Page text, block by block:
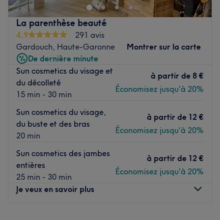
joliment décoré où l'on se sent bien. Marine et Sandrine
vous reçoivent avec le sourire pour vous proposer des
prestations personnalisées tout en répondant à vos
besoins, afin de sublimer et mettre en valeur votre
chevelure.
Transports publics les plus proches :
Près de l'arrêt de bus Villeneuve Centre
L’équipe :
Marine et Sandrine vous accueillent chaleureusement
dans ce salon.
L’atmosphère : On découvre une ambiance conviviale et
cocooning.
Les spécialités de l’établissement :
coiffages.
La parenthèse beauté
4,9
291 avis
Gardouch, Haute-Garonne
Montrer sur la carte
De dernière minute
Sun cosmetics du visage et
du décolleté
15 min - 30 min
à partir de 8 €
Économisez jusqu'à 20%
Sun cosmetics du visage,
du buste et des bras
20 min
à partir de 12 €
Économisez jusqu'à 20%
Sun cosmetics des jambes
entières
25 min - 30 min
à partir de 12 €
Économisez jusqu'à 20%
Je veux en savoir plus